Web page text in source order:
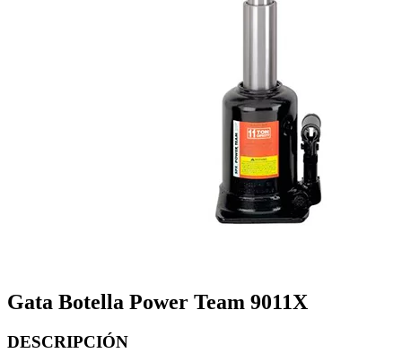
Gata Botella Power Team 9011X
DESCRIPCIÓN